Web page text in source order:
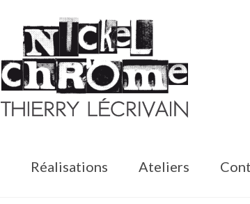
Réalisations Ateliers